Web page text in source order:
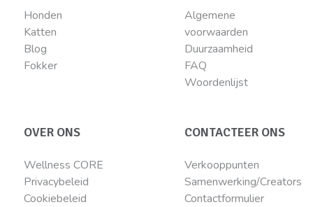
Honden
Katten
Blog
Fokker
Algemene
voorwaarden
Duurzaamheid
FAQ
Woordenlijst
OVER ONS
Wellness CORE
Privacybeleid
Cookiebeleid
CONTACTEER ONS
Verkooppunten
Samenwerking/Creators
Contactformulier